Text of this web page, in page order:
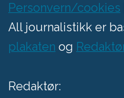
Personvern/cookies
All journalistikk er
plakaten og
Redaktør: